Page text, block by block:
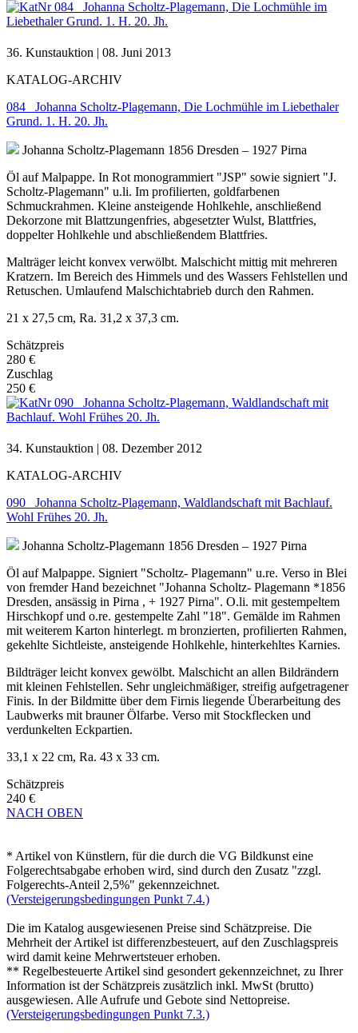
36. Kunstauktion | 08. Juni 2013
KATALOG-ARCHIV
084 Johanna Scholtz-Plagemann, Die Lochmühle im Liebethaler
Grund. 1. H. 20. Jh.
Johanna Scholtz-Plagemann 1856 Dresden – 1927 Pirna
Öl auf Malpappe. In Rot monogrammiert "JSP" sowie signiert "J.
Scholtz-Plagemann" u.li. Im profilierten, goldfarbenen
Schmuckrahmen. Kleine ansteigende Hohlkehle, anschließend
Dekorzone mit Blattzungenfries, abgesetzter Wulst, Blattfries,
doppelter Hohlkehle und abschließendem Blattfries.
Malträger leicht konvex verwölbt. Malschicht mittig mit mehreren
Kratzern. Im Bereich des Himmels und des Wassers Fehlstellen und
Retuschen. Umlaufend Malschichtabrieb durch den Rahmen.
21 x 27,5 cm, Ra. 31,2 x 37,3 cm.
Schätzpreis
280 €
Zuschlag
250 €
34. Kunstauktion | 08. Dezember 2012
KATALOG-ARCHIV
090 Johanna Scholtz-Plagemann, Waldlandschaft mit Bachlauf.
Wohl Frühes 20. Jh.
Johanna Scholtz-Plagemann 1856 Dresden – 1927 Pirna
Öl auf Malpappe. Signiert "Scholtz- Plagemann" u.re. Verso in Blei
von fremder Hand bezeichnet "Johanna Scholtz- Plagemann *1856
Dresden, ansässig in Pirna , + 1927 Pirna". O.li. mit gestempeltem
Hirschkopf und o.re. gestempelte Zahl "18". Gemälde im Rahmen
mit weiterem Karton hinterlegt. m bronzierten, profilierten Rahmen,
gekehlte Sichtleiste, ansteigende Hohlkehle, hinterkehltes Karnies.
Bildträger leicht konvex gewölbt. Malschicht an allen Bildrändern
mit kleinen Fehlstellen. Sehr ungleichmäßiger, streifig aufgetragener
Finis. In der Bildmitte über dem Firnis liegende Überarbeitung des
Laubwerks mit brauner Ölfarbe. Verso mit Stockflecken und
verdunkelten Eckpartien.
33,1 x 22 cm, Ra. 43 x 33 cm.
Schätzpreis
240 €
NACH OBEN
* Artikel von Künstlern, für die durch die VG Bildkunst eine
Folgerechtsabgabe erhoben wird, sind durch den Zusatz "zzgl.
Folgerechts-Anteil 2,5%" gekennzeichnet.
(Versteigerungsbedingungen Punkt 7.4.)
Die im Katalog ausgewiesenen Preise sind Schätzpreise. Die
Mehrheit der Artikel ist differenzbesteuert, auf den Zuschlagspreis
wird damit keine Mehrwertsteuer erhoben.
** Regelbesteuerte Artikel sind gesondert gekennzeichnet, zu Ihrer
Information ist der Schätzpreis zusätzlich inkl. MwSt (brutto)
ausgewiesen. Alle Aufrufe und Gebote sind Nettopreise.
(Versteigerungsbedingungen Punkt 7.3.)